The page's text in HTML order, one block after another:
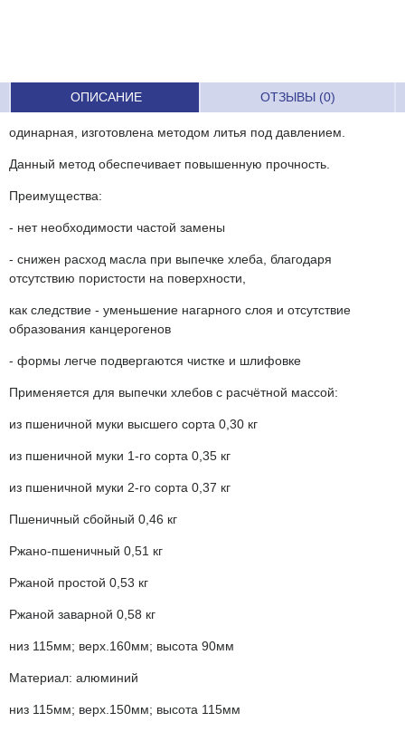
ОПИСАНИЕ ОТЗЫВЫ (0)
одинарная, изготовлена методом литья под давлением.
Данный метод обеспечивает повышенную прочность.
Преимущества:
- нет необходимости частой замены
- снижен расход масла при выпечке хлеба, благодаря
отсутствию пористости на поверхности,
как следствие - уменьшение нагарного слоя и отсутствие
образования канцерогенов
- формы легче подвергаются чистке и шлифовке
Применяется для выпечки хлебов с расчётной массой:
из пшеничной муки высшего сорта 0,30 кг
из пшеничной муки 1-го сорта 0,35 кг
из пшеничной муки 2-го сорта 0,37 кг
Пшеничный сбойный 0,46 кг
Ржано-пшеничный 0,51 кг
Ржаной простой 0,53 кг
Ржаной заварной 0,58 кг
низ 115мм; верх.160мм; высота 90мм
Материал: алюминий
низ 115мм; верх.150мм; высота 115мм